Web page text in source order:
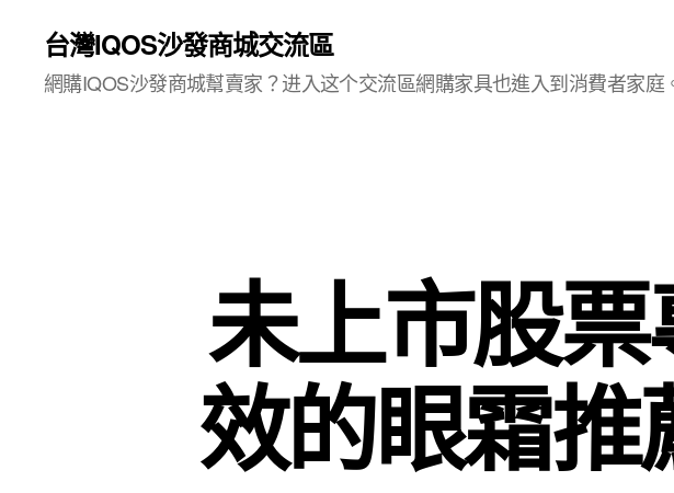
台灣IQOS沙發商城交流區
網購IQOS沙發商城幫賣家？进入这个交流區網購家具也進入到消費者家庭
未上市股
效的眼霜